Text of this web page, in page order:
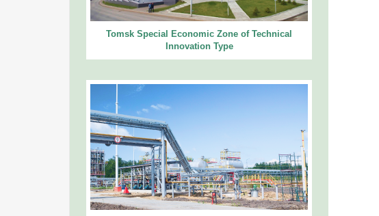
Tomsk Special Economic Zone of Technical
Innovation Type